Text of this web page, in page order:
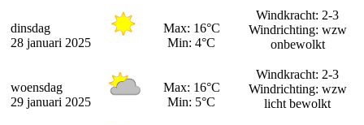
dinsdag
28 januari 2025
Max: 16°C
Min: 4°C
Windkracht: 2-3
Windrichting: wzw
onbewolkt
woensdag
29 januari 2025
Max: 16°C
Min: 5°C
Windkracht: 2-3
Windrichting: wzw
licht bewolkt